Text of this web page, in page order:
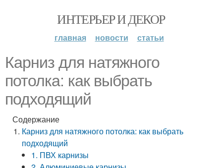
ИНТЕРЬЕР И ДЕКОР
главная новости статьи
Карниз для натяжного
потолка: как выбрать
подходящий
Содержание
Карниз для натяжного потолка: как выбрать
подходящий
1. ПВХ карнизы